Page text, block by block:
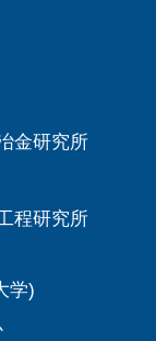
金研究所
程研究所
学)